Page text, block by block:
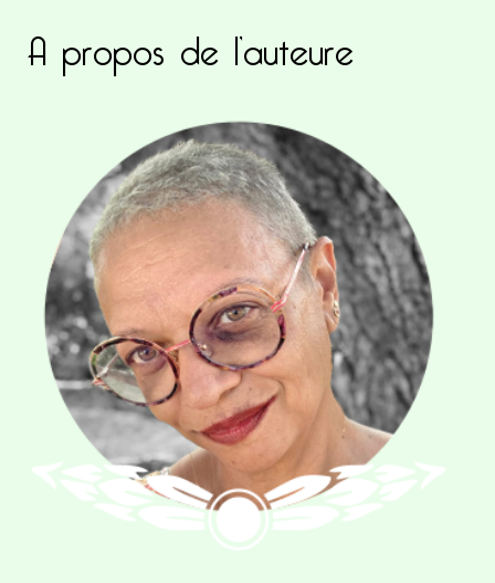
A propos de l’auteure